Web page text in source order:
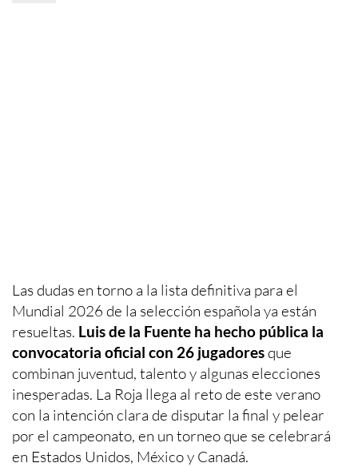
Las dudas en torno a la lista definitiva para el
Mundial 2026 de la selección española ya están
resueltas. Luis de la Fuente ha hecho pública la
convocatoria oficial con 26 jugadoresque
combinan juventud, talento y algunas elecciones
inesperadas. La Roja llega al reto de este verano
con la intención clara de disputar la final y pelear
por el campeonato, en un torneo que se celebrará
en Estados Unidos, México y Canadá.